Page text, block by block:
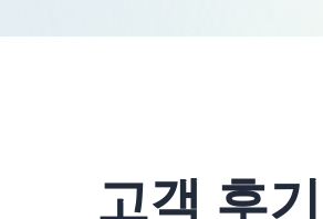
고객 후기